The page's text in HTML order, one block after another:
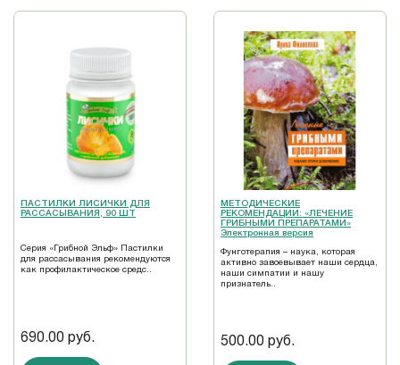
ПАСТИЛКИ ЛИСИЧКИ ДЛЯ
РАССАСЫВАНИЯ, 90 ШТ
Серия «Грибной Эльф» Пастилки
для рассасывания рекомендуются
как профилактическое средс..
690.00 руб.
МЕТОДИЧЕСКИЕ
РЕКОМЕНДАЦИИ: «ЛЕЧЕНИЕ
ГРИБНЫМИ ПРЕПАРАТАМИ»
Электронная версия
Фунготерапия – наука, которая
активно завоевывает наши сердца,
наши симпатии и нашу
признатель..
500.00 руб.